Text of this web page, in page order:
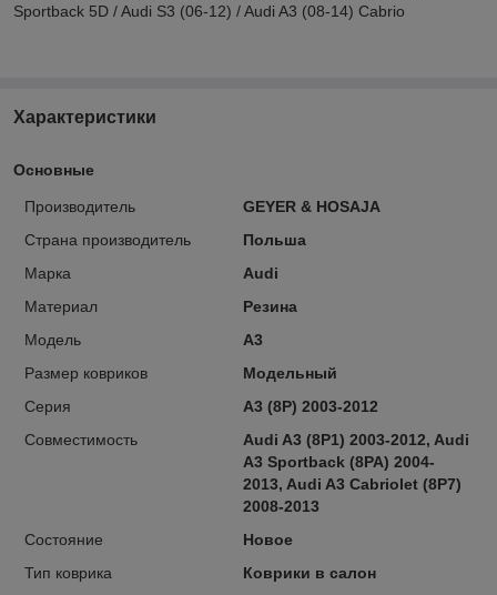
Sportback 5D / Audi S3 (06-12) / Audi A3 (08-14) Cabrio
Характеристики
Основные
Производитель
GEYER & HOSAJA
Страна производитель
Польша
Марка
Audi
Материал
Резина
Модель
A3
Размер ковриков
Модельный
Серия
A3 (8P) 2003-2012
Совместимость
Audi A3 (8P1) 2003-2012, Audi
A3 Sportback (8PA) 2004-
2013, Audi A3 Cabriolet (8P7)
2008-2013
Состояние
Новое
Тип коврика
Коврики в салон